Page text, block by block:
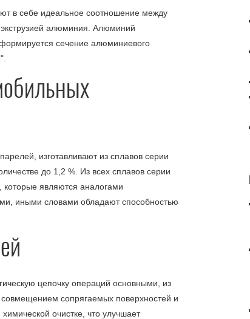
в себе идеальное соотношение между
алюминия. Алюминий
сечение алюминиевого
изготавливают из сплавов серии
до 1,2 %. Из всех сплавов серии
являются аналогами
иными словами обладают способностью
цепочку операций основными, из
сопрягаемых поверхностей и
химической очистке, что улучшает